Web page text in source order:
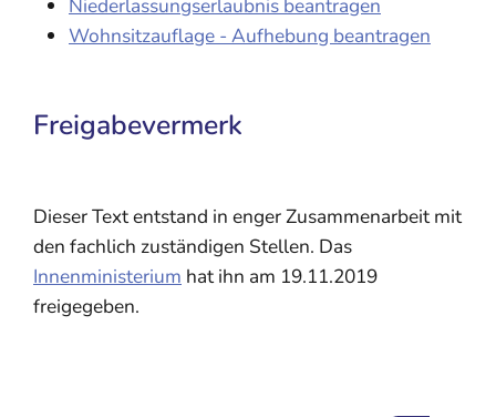
Niederlassungserlaubnis beantragen
Wohnsitzauflage - Aufhebung beantragen
Freigabevermerk
Dieser Text entstand in enger Zusammenarbeit mit
den fachlich zuständigen Stellen. Das
Innenministerium hat ihn am 19.11.2019
freigegeben.